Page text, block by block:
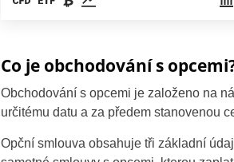
Co je obchodování s
Obchodování s opcemi je založeno na
určitému datu a za předem stanovenou
Opční smlouva obsahuje tři základní